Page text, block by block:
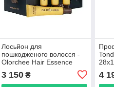
Лосьйон для
пошкодженого волосся -
Olorchee Hair Essence
Lotion 30х24мл (Ol0030)
3 150₴ 4